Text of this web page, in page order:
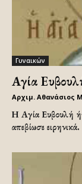
Γυναικών
Αγία
Αρχιμ. Αθανάσιος
Η Αγία Ευβουλή
απεβίωσε ειρηνικά.